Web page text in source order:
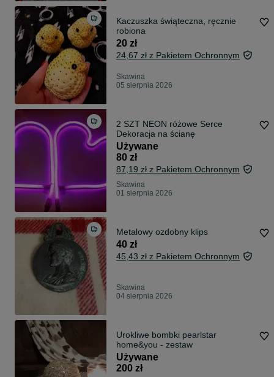
Kaczuszka świąteczna, ręcznie
robiona
20 zł
24,67 zł z Pakietem Ochronnym
Skawina
05 sierpnia 2026
2 SZT NEON różowe Serce
Dekoracja na ścianę
Używane
80 zł
87,19 zł z Pakietem Ochronnym
Skawina
01 sierpnia 2026
Metalowy ozdobny klips
40 zł
45,43 zł z Pakietem Ochronnym
Skawina
04 sierpnia 2026
Urokliwe bombki pearlstar
home&you - zestaw
Używane
200 zł